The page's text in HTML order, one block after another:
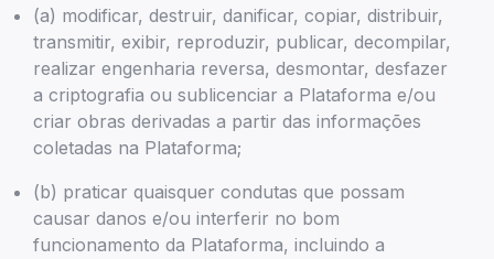
(a) modificar, destruir, danificar, copiar, distribuir,
transmitir, exibir, reproduzir, publicar, decompilar,
realizar engenharia reversa, desmontar, desfazer
a criptografia ou sublicenciar a Plataforma e/ou
criar obras derivadas a partir das informações
coletadas na Plataforma;
(b) praticar quaisquer condutas que possam
causar danos e/ou interferir no bom
funcionamento da Plataforma, incluindo a